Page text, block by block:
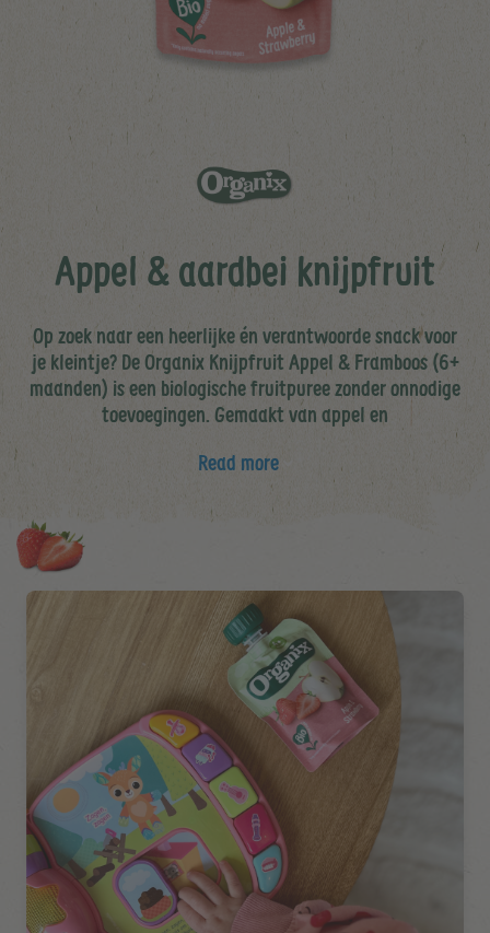
Appel & aardbei knijpfruit
Op zoek naar een heerlijke én verantwoorde snack voor
je kleintje? De Organix Knijpfruit Appel & Framboos (6+
maanden) is een biologische fruitpuree zonder onnodige
toevoegingen. Gemaakt van appel en
Read more